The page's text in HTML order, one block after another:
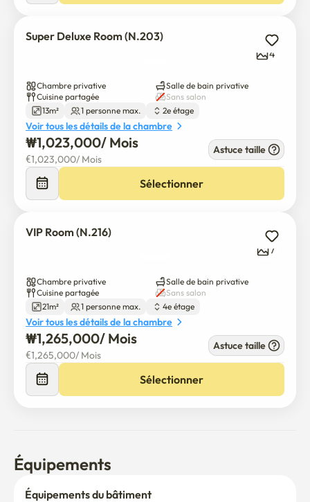
Super Deluxe Room (N.203)
4
Chambre privative
Salle de bain privative
Cuisine partagée
Sans salon
13m²
1 personne max. 2e étage
Voir tous les détails de la chambre
₩1,023,000/ Mois
€1,023,000/ Mois
Astuce taille
Sélectionner
VIP Room (N.216)
7
Chambre privative
Salle de bain privative
Cuisine partagée
Sans salon
21m²
1 personne max. 4e étage
Voir tous les détails de la chambre
₩1,265,000/ Mois
€1,265,000/ Mois
Astuce taille
Sélectionner
Équipements
Équipements du bâtiment